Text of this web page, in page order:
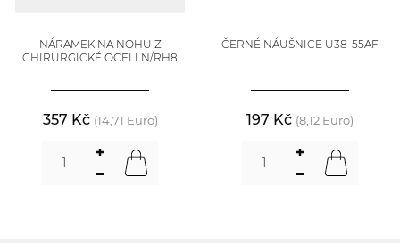
NÁRAMEK NA NOHU Z
CHIRURGICKÉ OCELI N/RH8
357 Kč (14,71 Euro)
ČERNÉ NÁUŠNICE U38-55AF
197 Kč (8,12 Euro)